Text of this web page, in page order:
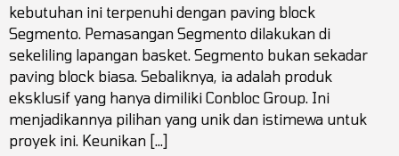
kebutuhan ini terpenuhi dengan paving block
Segmento. Pemasangan Segmento dilakukan di
sekeliling lapangan basket. Segmento bukan sekadar
paving block biasa. Sebaliknya, ia adalah produk
eksklusif yang hanya dimiliki Conbloc Group. Ini
menjadikannya pilihan yang unik dan istimewa untuk
proyek ini. Keunikan […]